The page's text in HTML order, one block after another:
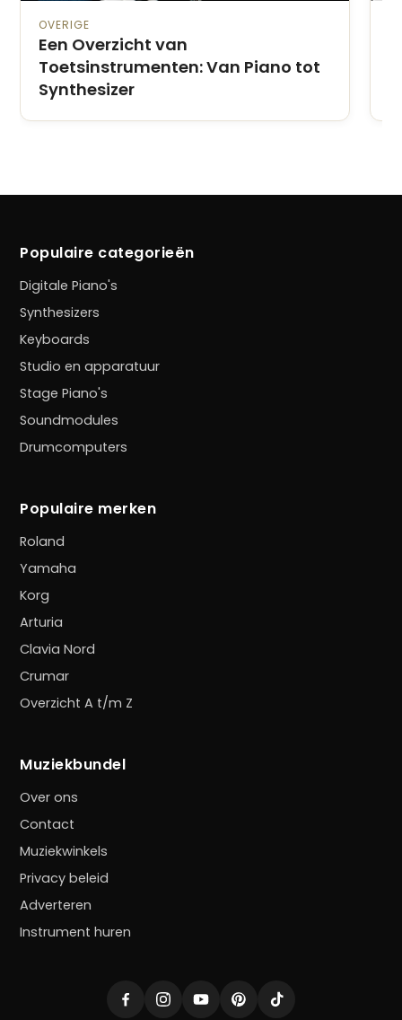
OVERIGE
Een Overzicht van
Toetsinstrumenten: Van Piano tot
Synthesizer
Populaire categorieën
Digitale Piano's
Synthesizers
Keyboards
Studio en apparatuur
Stage Piano's
Soundmodules
Drumcomputers
Populaire merken
Roland
Yamaha
Korg
Arturia
Clavia Nord
Crumar
Overzicht A t/m Z
Muziekbundel
Over ons
Contact
Muziekwinkels
Privacy beleid
Adverteren
Instrument huren